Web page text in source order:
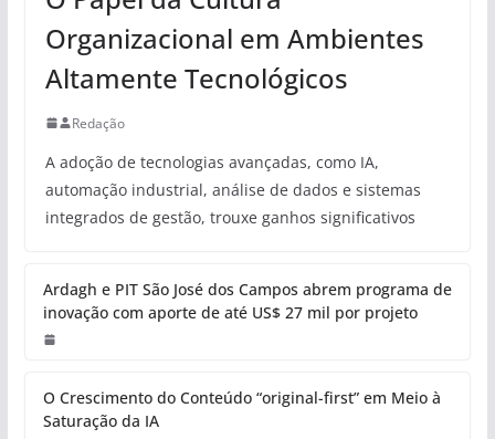
Organizacional em Ambientes
Altamente Tecnológicos
Redação
A adoção de tecnologias avançadas, como IA,
automação industrial, análise de dados e sistemas
integrados de gestão, trouxe ganhos significativos
Ardagh e PIT São José dos Campos abrem programa de
inovação com aporte de até US$ 27 mil por projeto
O Crescimento do Conteúdo “original-first” em Meio à
Saturação da IA